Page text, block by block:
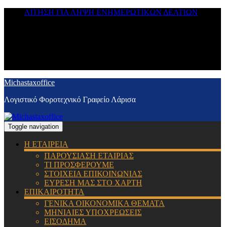
ΑΙΤΗΣΗ ΓΙΑ ΛΗΨΗ ΕΝΗΜΕΡΩΤΙΚΩΝ ΔΕΛΤΙΩΝ
Michastaxoffice
Λογιστικό Φοροτεχνικό Γραφείο Λάρισα
Toggle navigation
Η ΕΤΑΙΡΕΙΑ
ΠΑΡΟΥΣΙΑΣΗ ΕΤΑΙΡΙΑΣ
ΤΙ ΠΡΟΣΦΕΡΟΥΜΕ
ΣΤΟΙΧΕΙΑ ΕΠΙΚΟΙΝΩΝΙΑΣ
ΕΥΡΕΣΗ ΜΑΣ ΣΤΟ ΧΑΡΤΗ
ΕΠΙΚΑΙΡΟΤΗΤΑ
ΓΕΝΙΚΑ ΟΙΚΟΝΟΜΙΚΑ ΘΕΜΑΤΑ
ΜΗΝΙΑΙΕΣ ΥΠΟΧΡΕΩΣΕΙΣ
ΕΙΣΟΔΗΜΑ